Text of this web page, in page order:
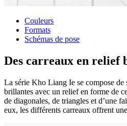
Couleurs
Formats
Schémas de pose
Des carreaux en relief
La série Kho Liang Ie se compose de
brillantes avec un relief en forme de
de diagonales, de triangles et d’une
eux, les différents carreaux offrent